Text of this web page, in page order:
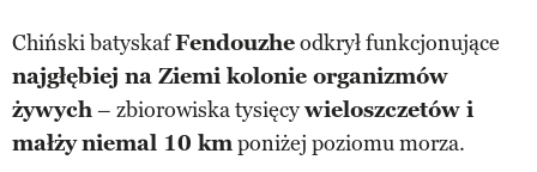
Chiński batyskafFendouzheodkrył funkcjonujące
najgłębiej na Ziemi kolonie organizmów
żywych– zbiorowiska tysięcywieloszczetów i
małżyniemal 10 kmponiżej poziomu morza.